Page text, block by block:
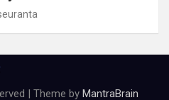
| Theme by MantraBrain